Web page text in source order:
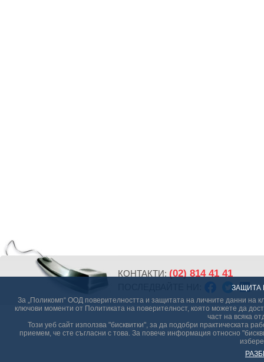
ЗАЩИТА
За „Поликомп“ ООД поверителността и защитата на личните данни на
ключови моменти от Политиката на поверителност, която можете да
част на всяка
Този уеб сайт използва "бисквитки", за да подобри практическата
приемем, че сте съгласни с това. За повече информация относно
КОНТАКТИ: (02) 814 41 41